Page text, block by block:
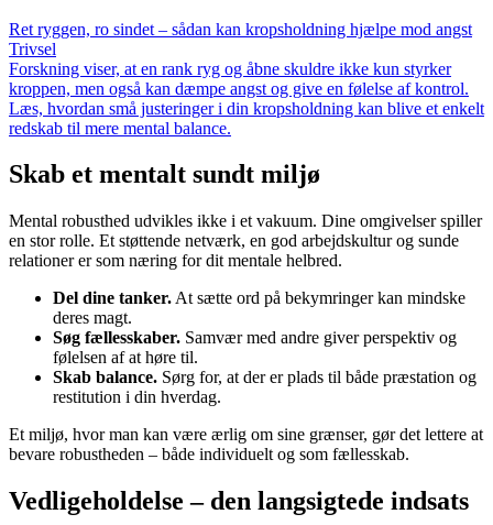
Ret ryggen, ro sindet – sådan kan kropsholdning hjælpe mod angst
Trivsel
Forskning viser, at en rank ryg og åbne skuldre ikke kun styrker
kroppen, men også kan dæmpe angst og give en følelse af kontrol.
Læs, hvordan små justeringer i din kropsholdning kan blive et enkelt
redskab til mere mental balance.
Skab et mentalt sundt miljø
Mental robusthed udvikles ikke i et vakuum. Dine omgivelser spiller
en stor rolle. Et støttende netværk, en god arbejdskultur og sunde
relationer er som næring for dit mentale helbred.
Del dine tanker. At sætte ord på bekymringer kan mindske
deres magt.
Søg fællesskaber. Samvær med andre giver perspektiv og
følelsen af at høre til.
Skab balance. Sørg for, at der er plads til både præstation og
restitution i din hverdag.
Et miljø, hvor man kan være ærlig om sine grænser, gør det lettere at
bevare robustheden – både individuelt og som fællesskab.
Vedligeholdelse – den langsigtede indsats